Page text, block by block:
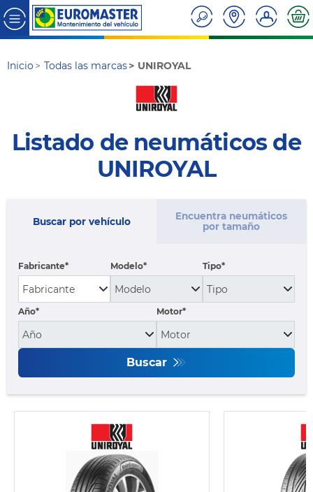
Inicio Todas las marcas UNIROYAL
Listado de neumáticos de
UNIROYAL
Buscar por vehículo
Encuentra neumáticos
por tamaño
Fabricante Modelo Tipo
Año* Motor*
Buscar